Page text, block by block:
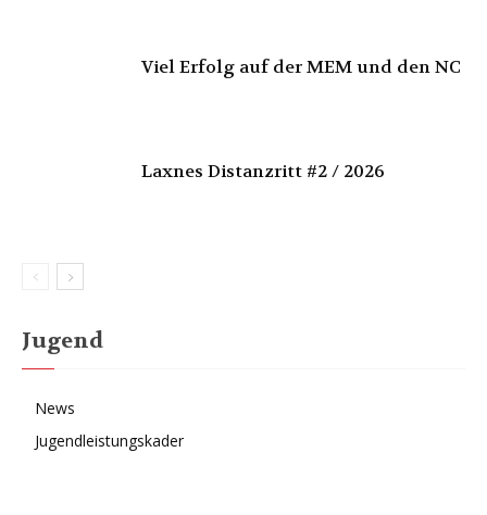
Viel Erfolg auf der MEM und den NC
Laxnes Distanzritt #2 / 2026
Jugend
News
Jugendleistungskader